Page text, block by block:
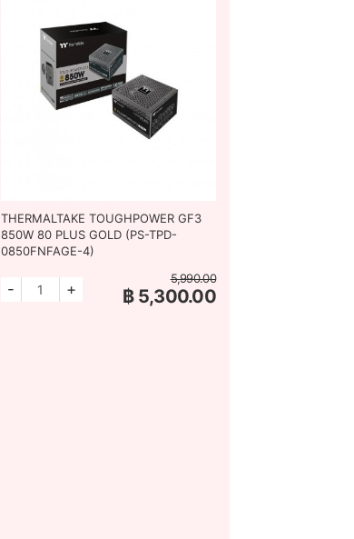
THERMALTAKE TOUGHPOWER GF3
850W 80 PLUS GOLD (PS-TPD-
0850FNFAGE-4)
- +
5,990.00
฿ 5,300.00